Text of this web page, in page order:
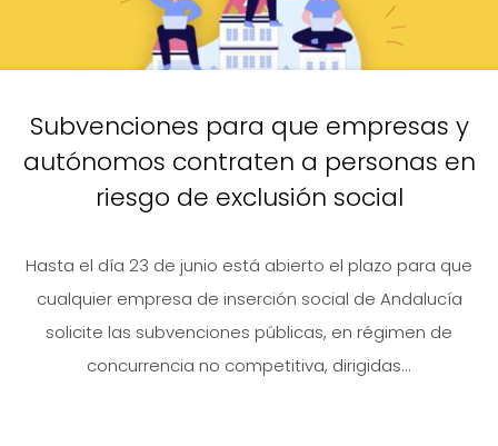
Subvenciones para que empresas y
autónomos contraten a personas en
riesgo de exclusión social
Hasta el día 23 de junio está abierto el plazo para que
cualquier empresa de inserción social de Andalucía
solicite las subvenciones públicas, en régimen de
concurrencia no competitiva, dirigidas...